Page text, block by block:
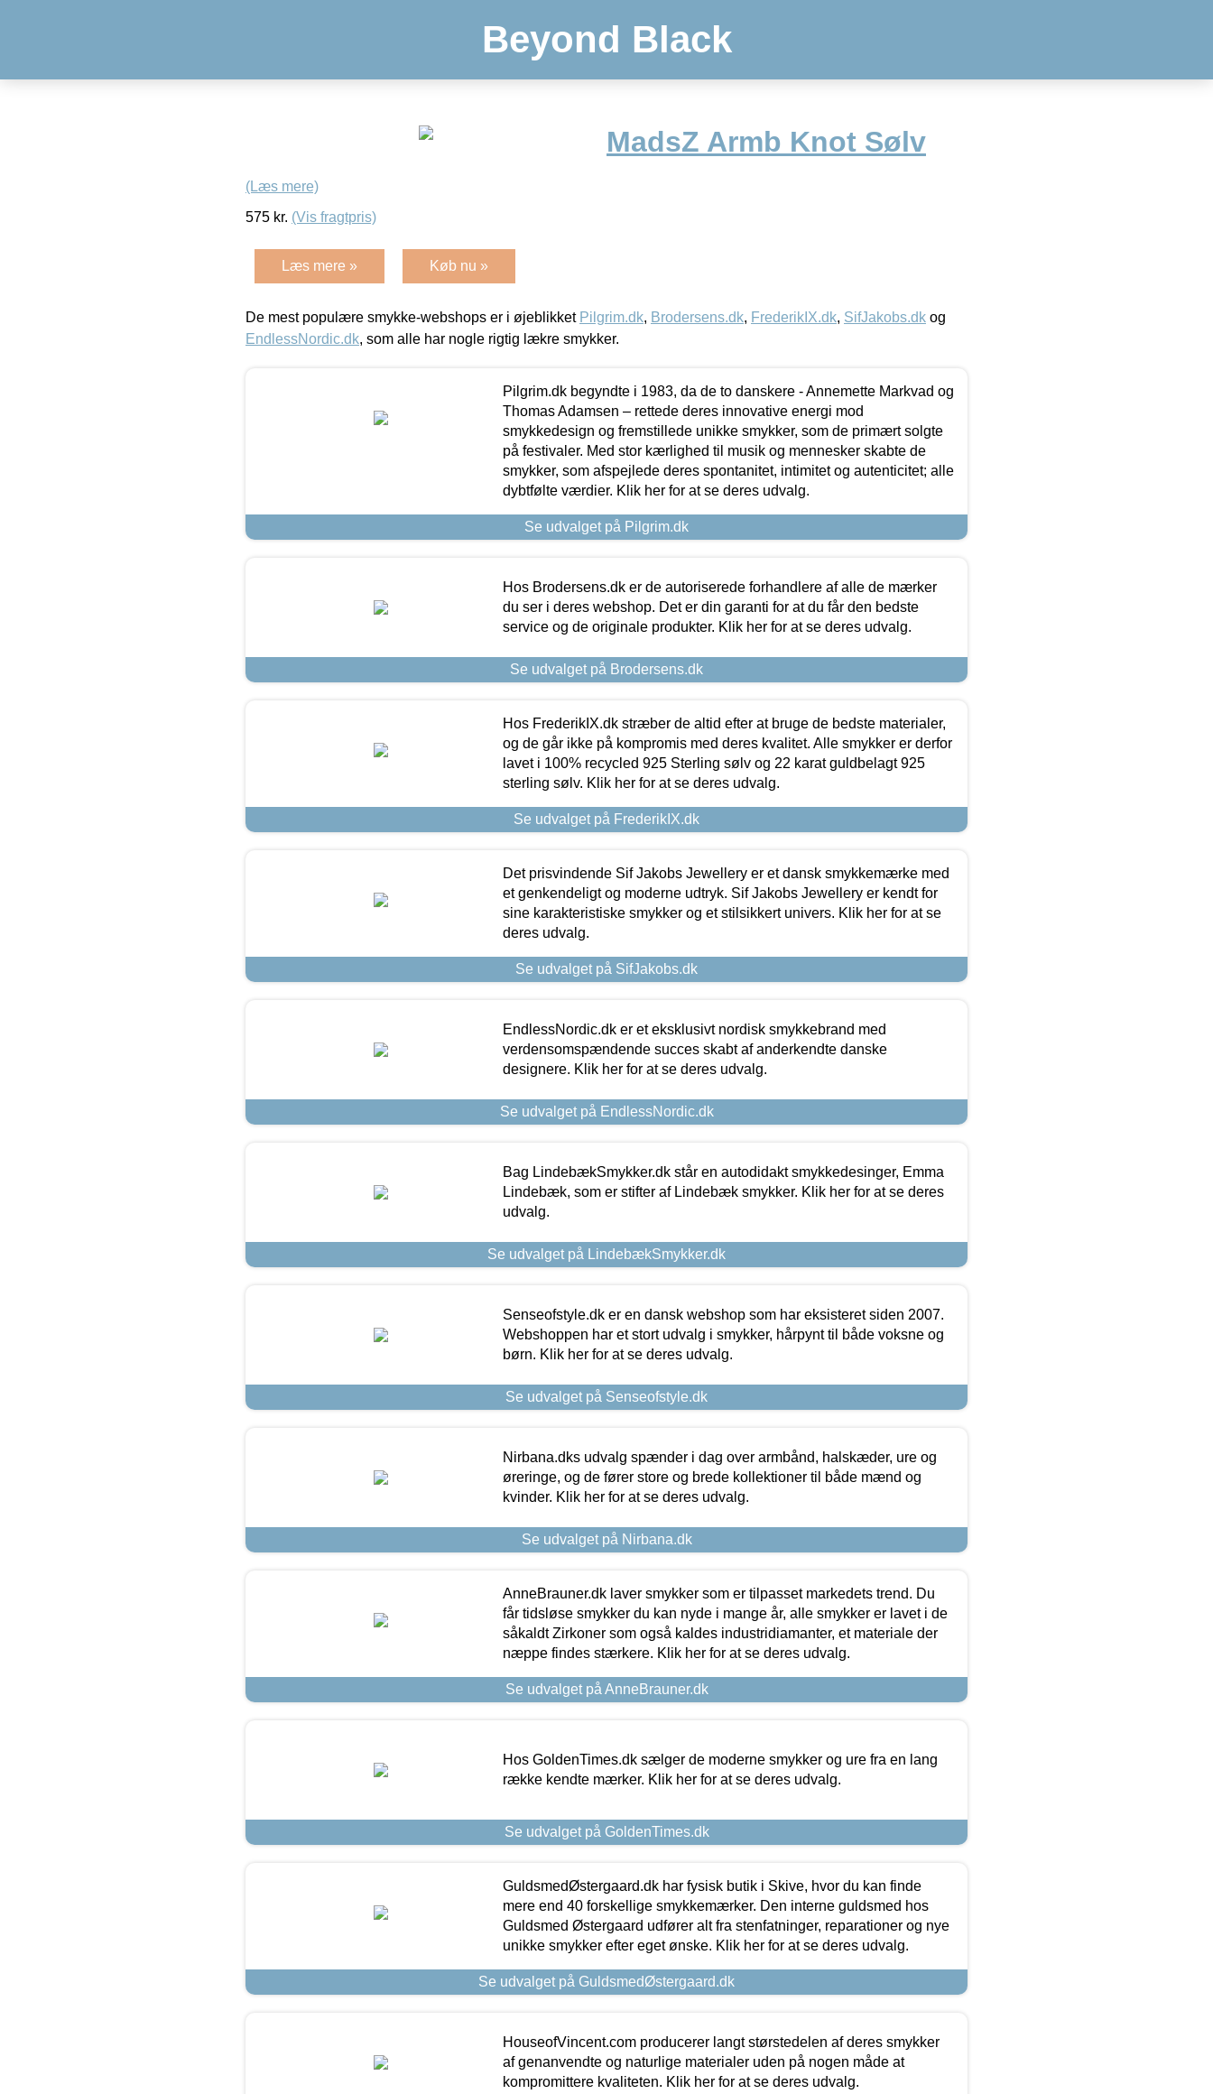
Beyond Black
MadsZ Armb Knot Sølv
(Læs mere)
575 kr. (Vis fragtpris)
Læs mere » Køb nu »
De mest populære smykke-webshops er i øjeblikket Pilgrim.dk, Brodersens.dk, FrederikIX.dk, SifJakobs.dk og
EndlessNordic.dk, som alle har nogle rigtig lækre smykker.
Pilgrim.dk begyndte i 1983, da de to danskere - Annemette Markvad og
Thomas Adamsen – rettede deres innovative energi mod
smykkedesign og fremstillede unikke smykker, som de primært solgte
på festivaler. Med stor kærlighed til musik og mennesker skabte de
smykker, som afspejlede deres spontanitet, intimitet og autenticitet; alle
dybtfølte værdier. Klik her for at se deres udvalg.
Se udvalget på Pilgrim.dk
Hos Brodersens.dk er de autoriserede forhandlere af alle de mærker
du ser i deres webshop. Det er din garanti for at du får den bedste
service og de originale produkter. Klik her for at se deres udvalg.
Se udvalget på Brodersens.dk
Hos FrederikIX.dk stræber de altid efter at bruge de bedste materialer,
og de går ikke på kompromis med deres kvalitet. Alle smykker er derfor
lavet i 100% recycled 925 Sterling sølv og 22 karat guldbelagt 925
sterling sølv. Klik her for at se deres udvalg.
Se udvalget på FrederikIX.dk
Det prisvindende Sif Jakobs Jewellery er et dansk smykkemærke med
et genkendeligt og moderne udtryk. Sif Jakobs Jewellery er kendt for
sine karakteristiske smykker og et stilsikkert univers. Klik her for at se
deres udvalg.
Se udvalget på SifJakobs.dk
EndlessNordic.dk er et eksklusivt nordisk smykkebrand med
verdensomspændende succes skabt af anderkendte danske
designere. Klik her for at se deres udvalg.
Se udvalget på EndlessNordic.dk
Bag LindebækSmykker.dk står en autodidakt smykkedesinger, Emma
Lindebæk, som er stifter af Lindebæk smykker. Klik her for at se deres
udvalg.
Se udvalget på LindebækSmykker.dk
Senseofstyle.dk er en dansk webshop som har eksisteret siden 2007.
Webshoppen har et stort udvalg i smykker, hårpynt til både voksne og
børn. Klik her for at se deres udvalg.
Se udvalget på Senseofstyle.dk
Nirbana.dks udvalg spænder i dag over armbånd, halskæder, ure og
øreringe, og de fører store og brede kollektioner til både mænd og
kvinder. Klik her for at se deres udvalg.
Se udvalget på Nirbana.dk
AnneBrauner.dk laver smykker som er tilpasset markedets trend. Du
får tidsløse smykker du kan nyde i mange år, alle smykker er lavet i de
såkaldt Zirkoner som også kaldes industridiamanter, et materiale der
næppe findes stærkere. Klik her for at se deres udvalg.
Se udvalget på AnneBrauner.dk
Hos GoldenTimes.dk sælger de moderne smykker og ure fra en lang
række kendte mærker. Klik her for at se deres udvalg.
Se udvalget på GoldenTimes.dk
GuldsmedØstergaard.dk har fysisk butik i Skive, hvor du kan finde
mere end 40 forskellige smykkemærker. Den interne guldsmed hos
Guldsmed Østergaard udfører alt fra stenfatninger, reparationer og nye
unikke smykker efter eget ønske. Klik her for at se deres udvalg.
Se udvalget på GuldsmedØstergaard.dk
HouseofVincent.com producerer langt størstedelen af deres smykker
af genanvendte og naturlige materialer uden på nogen måde at
kompromittere kvaliteten. Klik her for at se deres udvalg.